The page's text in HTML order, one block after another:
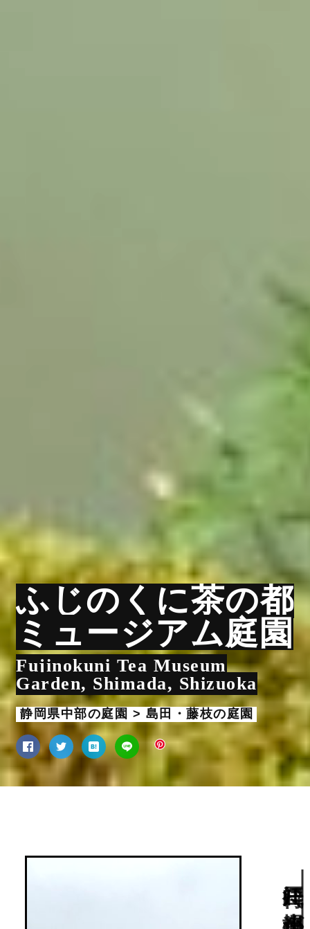
ふじのくに茶の都
ミュージアム庭園
Fujinokuni Tea Museum
Garden, Shimada, Shizuoka
静岡県中部の庭園 > 島田・藤枝の庭園